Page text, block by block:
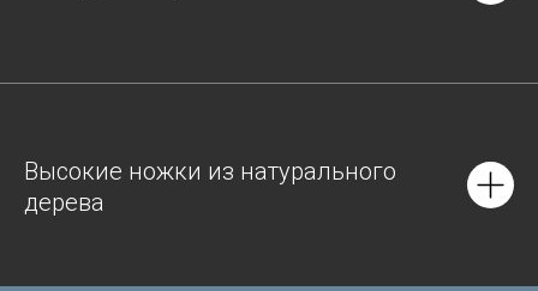
Высокие ножки из натурального
дерева